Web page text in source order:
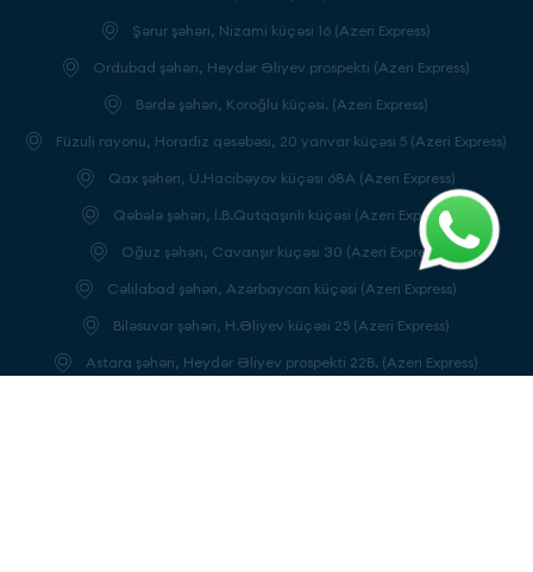
Şərur şəhəri, Nizami küçəsi 16 (Azeri Express)
Ordubad şəhəri, Heydər Əliyev prospekti (Azeri Express)
Bərdə şəhəri, Koroğlu küçəsi. (Azeri Express)
Füzuli rayonu, Horadiz qəsəbəsi, 20 yanvar küçəsi 5 (Azeri Express)
Qax şəhəri, Ü.Hacibəyov küçəsi 68A (Azeri Express)
Qəbələ şəhəri, İ.B.Qutqaşınlı küçəsi (Azeri Express)
Oğuz şəhəri, Cavanşir küçəsi 30 (Azeri Express)
Cəlilabad şəhəri, Azərbaycan küçəsi (Azeri Express)
Biləsuvar şəhəri, H.Əliyev küçəsi 25 (Azeri Express)
Astara şəhəri, Heydər Əliyev prospekti 22B. (Azeri Express)